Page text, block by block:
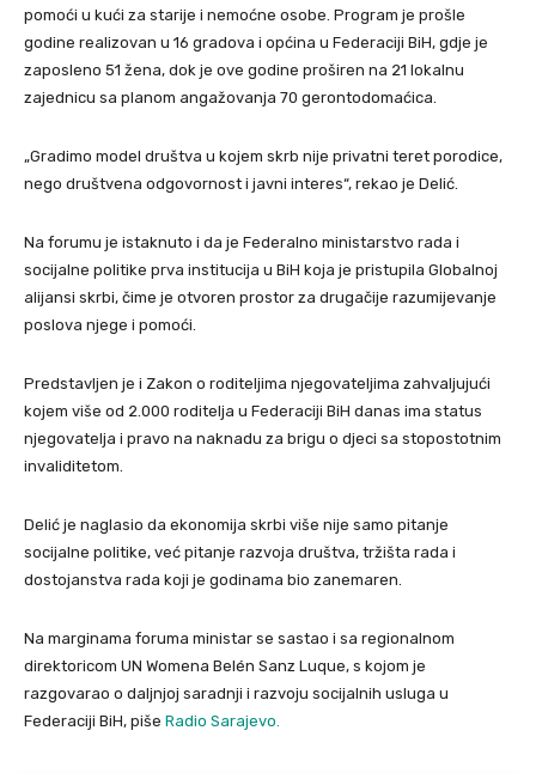
pomoći u kući za starije i nemoćne osobe. Program je prošle
godine realizovan u 16 gradova i općina u Federaciji BiH, gdje je
zaposleno 51 žena, dok je ove godine proširen na 21 lokalnu
zajednicu sa planom angažovanja 70 gerontodomaćica.
„Gradimo model društva u kojem skrb nije privatni teret porodice,
nego društvena odgovornost i javni interes“, rekao je Delić.
Na forumu je istaknuto i da je Federalno ministarstvo rada i
socijalne politike prva institucija u BiH koja je pristupila Globalnoj
alijansi skrbi, čime je otvoren prostor za drugačije razumijevanje
poslova njege i pomoći.
Predstavljen je i Zakon o roditeljima njegovateljima zahvaljujući
kojem više od 2.000 roditelja u Federaciji BiH danas ima status
njegovatelja i pravo na naknadu za brigu o djeci sa stopostotnim
invaliditetom.
Delić je naglasio da ekonomija skrbi više nije samo pitanje
socijalne politike, već pitanje razvoja društva, tržišta rada i
dostojanstva rada koji je godinama bio zanemaren.
Na marginama foruma ministar se sastao i sa regionalnom
direktoricom UN Womena Belén Sanz Luque, s kojom je
razgovarao o daljnjoj saradnji i razvoju socijalnih usluga u
Federaciji BiH, piše Radio Sarajevo.